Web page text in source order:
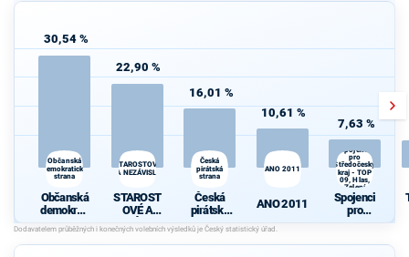
30,54 %
Občanská
demokratická
strana
Občanská
demokrati
cká strana
22,90 %
STAROSTOVÉ
A NEZÁVISLÍ
STAROST
OVÉ A
NEZÁVISL
Í
16,01 %
Česká
pirátská
strana
Česká
pirátská
strana
10,61 %
ANO 2011
ANO 2011
7,63 %
Spojenci
pro
Středočeský
kraj - TOP
09, Hlas,
Zelení
Spojenci
pro
Středočes
TOP 09,